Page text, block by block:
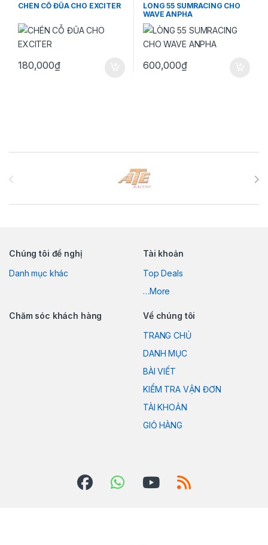
CHÉN CỖ ĐŨA CHO EXCITER
180,000₫
LÒNG 55 SUMRACING CHO
WAVE ANPHA
600,000₫
Chúng tôi đề nghị
Danh mục khác
Tài khoản
Top Deals
…More
Chăm sóc khách hàng
Về chúng tôi
TRANG CHỦ
DANH MỤC
BÀI VIẾT
KIỂM TRA VẬN ĐƠN
TÀI KHOẢN
GIỎ HÀNG